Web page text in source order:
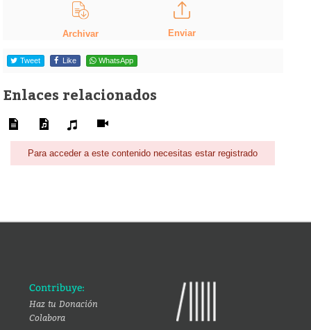
Archivar Enviar
Tweet Like WhatsApp
Enlaces relacionados
Para acceder a este contenido necesitas estar registrado
Contribuye:
Haz tu Donación
Colabora